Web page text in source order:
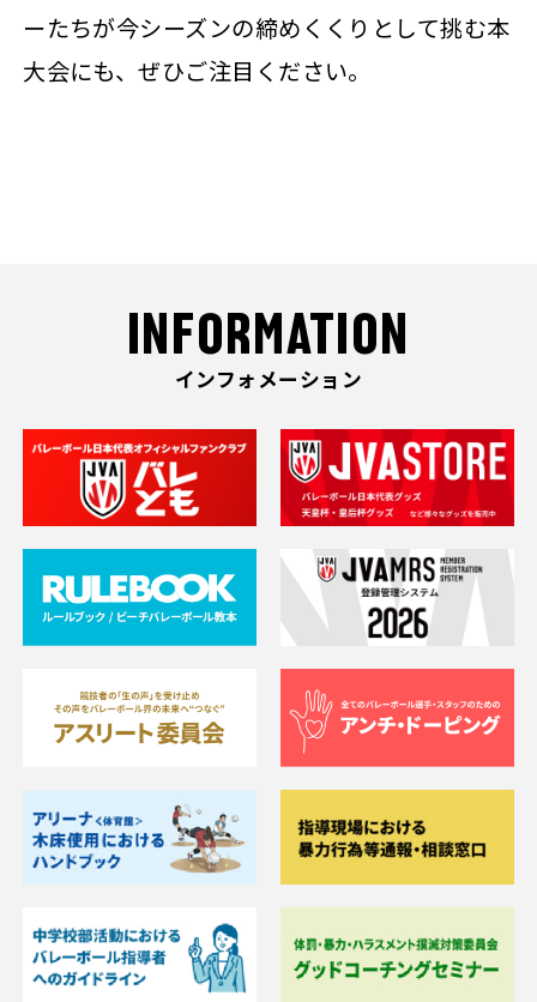
ーたちが今シーズンの締めくくりとして挑む本
大会にも、ぜひご注目ください。
INFORMATION
インフォメーション